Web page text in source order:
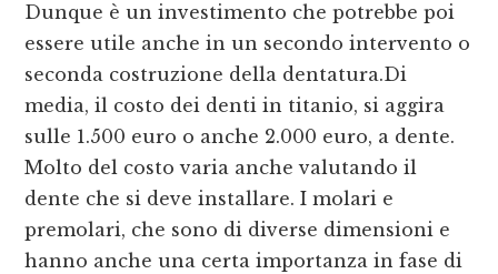
Dunque è un investimento che potrebbe poi
essere utile anche in un secondo intervento o
seconda costruzione della dentatura.Di
media, il costo dei denti in titanio, si aggira
sulle 1.500 euro o anche 2.000 euro, a dente.
Molto del costo varia anche valutando il
dente che si deve installare. I molari e
premolari, che sono di diverse dimensioni e
hanno anche una certa importanza in fase di